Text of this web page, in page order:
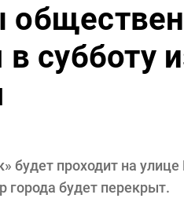
субботу
будет проходит на
города будет перекрыт.